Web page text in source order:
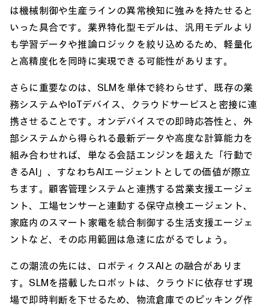
は機械制御や生産ラインの異常検知に強みを持たせると
いった具合です。業界特化型モデルは、汎用モデルより
も学習データや推論ロジックを絞り込めるため、軽量化
と高精度化を同時に実現できる可能性があります。
さらに重要なのは、SLMを単体で終わらせず、既存の業
務システムやIoTデバイス、クラウドサービスと密接に連
携させることです。オンデバイスでの即時応答性と、外
部システムから得られる最新データや高度な計算能力を
組み合わせれば、単なる会話エンジンを超えた「行動で
きるAI」、すなわちAIエージェントとしての価値が際立
ちます。顧客管理システムと連携する営業支援エージェ
ント、工場センサーと連動する保守点検エージェント、
家庭内のスマート家電を統合制御する生活支援エージェ
ントなど、その応用範囲は急速に広がるでしょう。
この潮流の先には、ロボティクスAIとの融合がありま
す。SLMを搭載したロボットは、クラウドに依存せず現
場で即時判断を下せるため、物流倉庫でのピッキング作